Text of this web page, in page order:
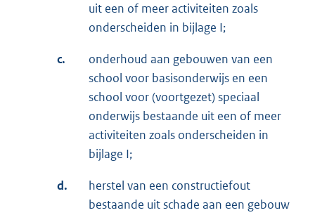
uit een of meer activiteiten zoals
onderscheiden in bijlage I;
c.
onderhoud aan gebouwen van een
school voor basisonderwijs en een
school voor (voortgezet) speciaal
onderwijs bestaande uit een of meer
activiteiten zoals onderscheiden in
bijlage I;
d.
herstel van een constructiefout
bestaande uit schade aan een gebouw